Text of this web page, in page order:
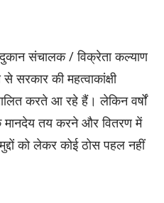
संचालक / विक्रेता कल्याण
की महत्वाकांक्षी
करते आ रहे हैं। लेकिन वर्षों
मानदेय तय करने और वितरण में
को लेकर कोई ठोस पहल नहीं